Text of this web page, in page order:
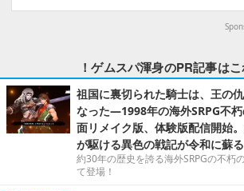
！ゲムスパ渾身のPR記事はこ
祖国に裏切られた騎士は、王の
なった―1998年の海外SRPG不
面リメイク版、体験版配信開始
が駆ける異色の戦記が令和に蘇る
約30年の歴史を誇る海外SRPGの不朽
て登場！